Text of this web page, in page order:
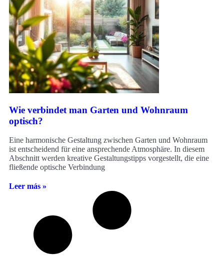
Wie verbindet man Garten und Wohnraum
optisch?
Eine harmonische Gestaltung zwischen Garten und Wohnraum
ist entscheidend für eine ansprechende Atmosphäre. In diesem
Abschnitt werden kreative Gestaltungstipps vorgestellt, die eine
fließende optische Verbindung
Leer más »